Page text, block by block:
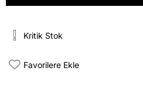
Kritik Stok
Favorilere Ekle